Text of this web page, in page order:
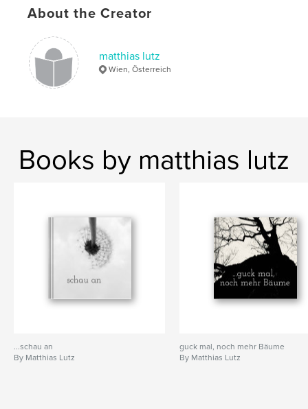
Publish Date:Aug 26, 2025
Language
Keywords
, foto ,
About the Creator
matthias lutz
Wien, Österreich
Books by matthias lutz
...schau an
By Matthias Lutz
guck mal, noch mehr Bäume
By Matthias Lutz